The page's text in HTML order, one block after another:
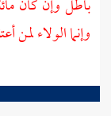
باطل وإن كان
وإنما الولاء لمن